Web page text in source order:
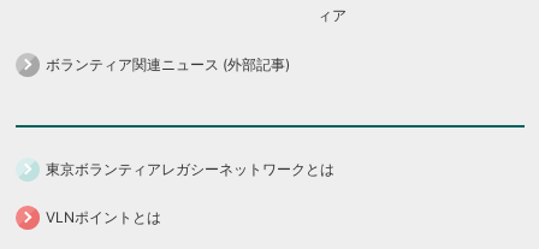
ィア
ボランティア関連ニュース (外部記事)
東京ボランティアレガシーネットワークとは
VLNポイントとは